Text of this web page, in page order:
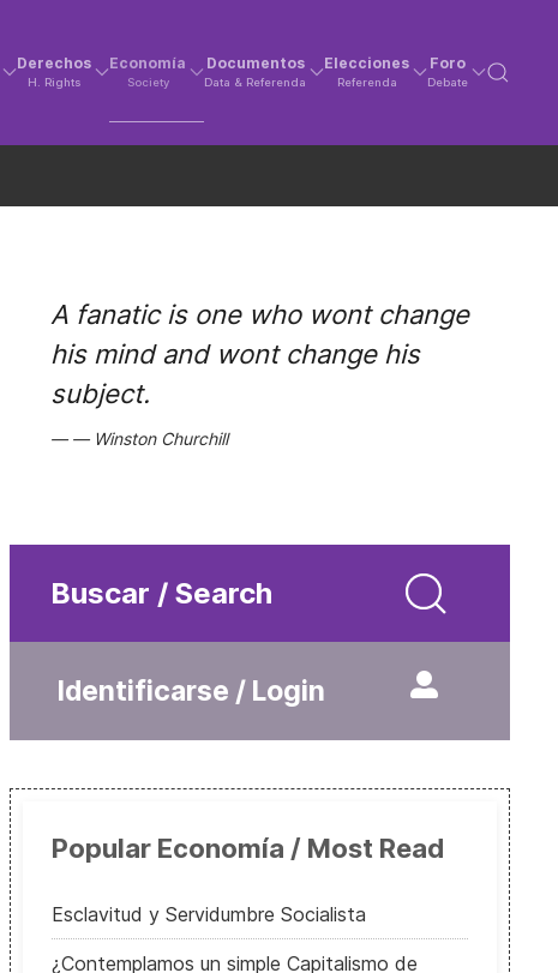
Derechos
H. Rights
Economía
Society
Documentos
Data & Referenda
Elecciones
Referenda
Foro
Debate
A fanatic is one who wont change
his mind and wont change his
subject.
Winston Churchill
Buscar / Search
Identificarse / Login
Popular Economía / Most Read
Esclavitud y Servidumbre Socialista
¿Contemplamos un simple Capitalismo de